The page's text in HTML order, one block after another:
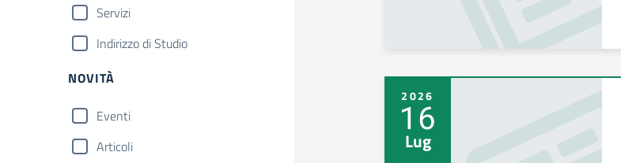
Servizi
Indirizzo di Studio
NOVITÀ
Eventi
Articoli
2026
16
Lug